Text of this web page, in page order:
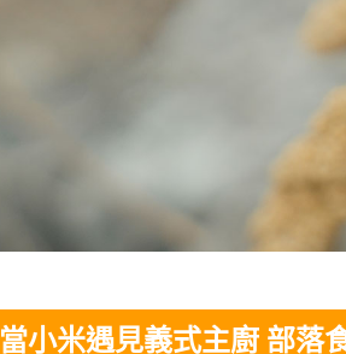
當小米遇見義式主廚 部落